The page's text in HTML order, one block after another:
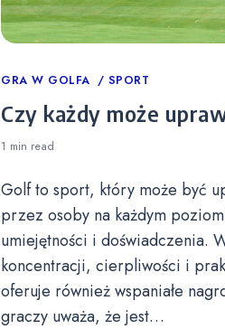
Categories
GRA W GOLFA SPORT
Czy każdy może
1 min read
Golf to sport, który może być
przez osoby na każdym
umiejętności i doświadczenia.
koncentracji, cierpliwości i
oferuje również wspaniałe
graczy uważa, że jest…